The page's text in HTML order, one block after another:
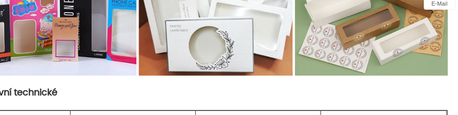
technické
E-Mail